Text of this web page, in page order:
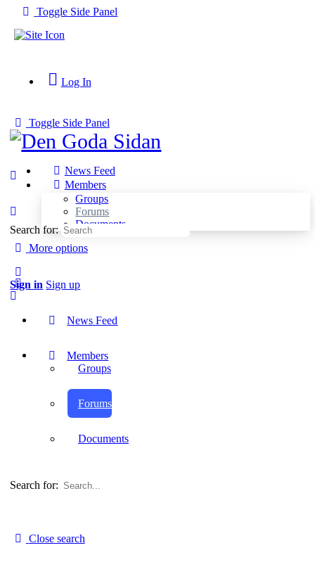
Toggle Side Panel
Log In
Toggle Side Panel
News Feed
Members
Groups
Forums
Documents
More options
Sign in Sign up
Search for:
News Feed
Members
Groups
Forums
Documents
Search for:
Close search